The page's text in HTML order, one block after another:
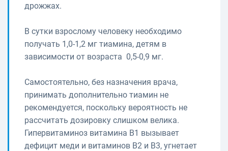
дрожжах.
В сутки взрослому человеку необходимо
получать 1,0-1,2 мг тиамина, детям в
зависимости от возраста 0,5-0,9 мг.
Самостоятельно, без назначения врача,
принимать дополнительно тиамин не
рекомендуется, поскольку вероятность не
рассчитать дозировку слишком велика.
Гипервитаминоз витамина В1 вызывает
дефицит меди и витаминов В2 и В3, угнетает